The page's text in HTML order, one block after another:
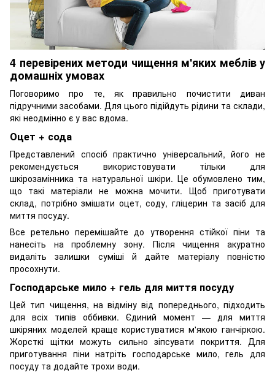
4 перевірених методи чищення м'яких меблів у
домашніх умовах
Поговоримо про те, як правильно почистити диван
підручними засобами. Для цього підійдуть рідини та склади,
які неодмінно є у вас вдома.
Оцет + сода
Представлений спосіб практично універсальний, його не
рекомендується використовувати тільки для
шкірозамінника та натуральної шкіри. Це обумовлено тим,
що такі матеріали не можна мочити. Щоб приготувати
склад, потрібно змішати оцет, соду, гліцерин та засіб для
миття посуду.
Все ретельно перемішайте до утворення стійкої піни та
нанесіть на проблемну зону. Після чищення акуратно
видаліть залишки суміші й дайте матеріалу повністю
просохнути.
Господарське мило + гель для миття посуду
Цей тип чищення, на відміну від попереднього, підходить
для всіх типів оббивки. Єдиний момент — для миття
шкіряних моделей краще користуватися м'якою ганчіркою.
Жорсткі щітки можуть сильно зіпсувати покриття. Для
приготування піни натріть господарське мило, гель для
посуду та додайте трохи води.